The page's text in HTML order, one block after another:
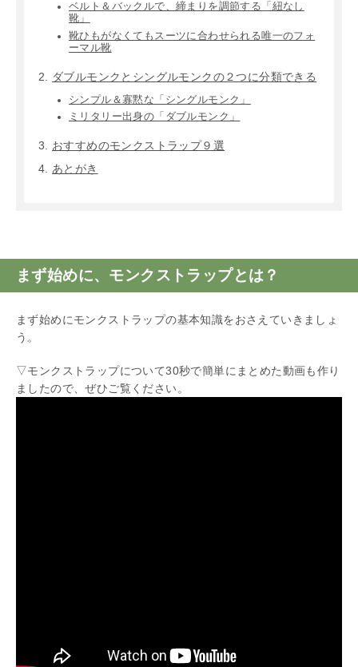
ベルト＆バックルで、締まりを調節する「紐なし
靴」
靴ひもがなくてもスーツに合わせられる唯一のフォ
ーマル靴
ダブルモンクとシングルモンクの２つに分類できる
シンプル＆寡黙な「シングルモンク」
ミリタリー出身の「ダブルモンク」
おすすめのモンクストラップ９選
あとがき
まず始めに、モンクストラップとは？
まず始めにモンクストラップの基本知識をおさえていきましょ
う。
▽モンクストラップについて30秒で簡単にまとめた動画も作り
ましたので、ぜひご覧ください。